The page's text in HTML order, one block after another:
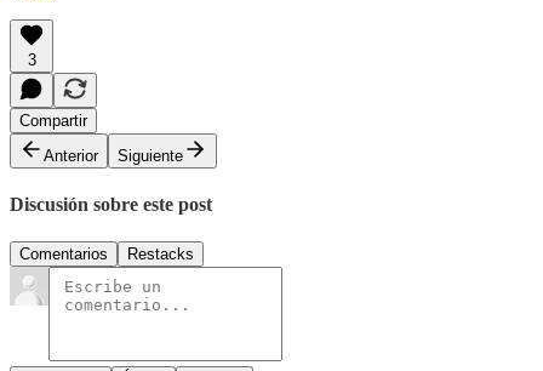
3
Compartir
Anterior
Siguiente
Discusión sobre este post
Comentarios Restacks